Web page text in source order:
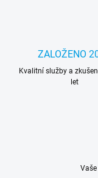
ZALOŽENO
Kvalitní služby a
let